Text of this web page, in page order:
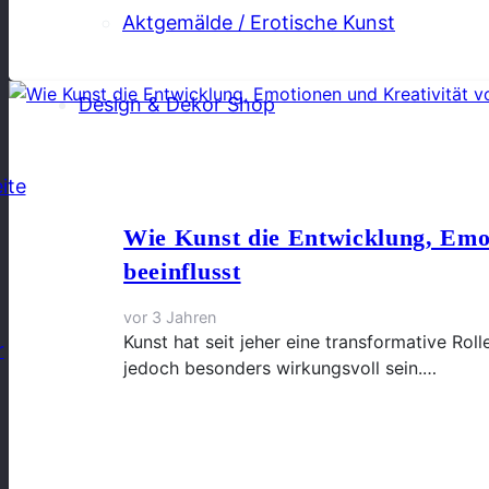
Aktgemälde / Erotische Kunst
Design & Dekor Shop
Wie Kunst die Entwicklung,
beeinflusst
vor 3 Jahren
Kunst hat seit jeher eine transformative
jedoch besonders wirkungsvoll sein.…